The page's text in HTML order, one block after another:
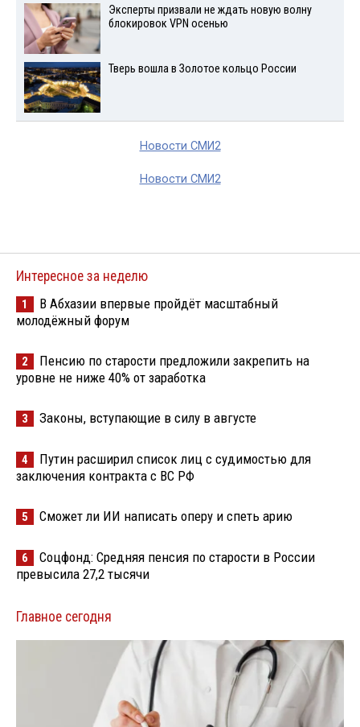
Эксперты призвали не ждать новую волну
блокировок VPN осенью
Тверь вошла в Золотое кольцо России
Новости СМИ2
Новости СМИ2
Интересное за неделю
1
В Абхазии впервые пройдёт масштабный
молодёжный форум
2
Пенсию по старости предложили закрепить на
уровне не ниже 40% от заработка
3 Законы, вступающие в силу в августе
4
Путин расширил список лиц с судимостью для
заключения контракта с ВС РФ
5 Сможет ли ИИ написать оперу и спеть арию
6
Соцфонд: Средняя пенсия по старости в России
превысила 27,2 тысячи
Главное сегодня